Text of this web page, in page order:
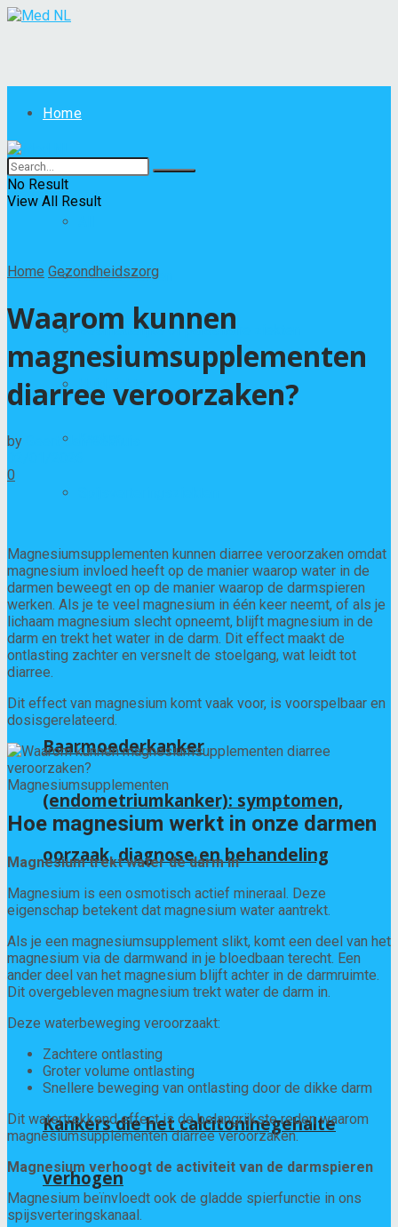
Home
Ziekten
Andere ziekten
Besmettelijke of parasitaire ziekten
Baarmoederkanker
(endometriumkanker): symptomen,
oorzaak, diagnose en behandeling
Kankers die het calcitoninegehalte
verhogen
No Result
View All Result
Home Gezondheidszorg
Waarom kunnen
magnesiumsupplementen
diarree veroorzaken?
by
Geert-Jan Bekhuis
0
Magnesiumsupplementen kunnen diarree veroorzaken omdat
magnesium invloed heeft op de manier waarop water in de
darmen beweegt en op de manier waarop de darmspieren
werken. Als je te veel magnesium in één keer neemt, of als je
lichaam magnesium slecht opneemt, blijft magnesium in de
darm en trekt het water in de darm. Dit effect maakt de
ontlasting zachter en versnelt de stoelgang, wat leidt tot
diarree.
Dit effect van magnesium komt vaak voor, is voorspelbaar en
dosisgerelateerd.
Magnesiumsupplementen
Hoe magnesium werkt in onze darmen
Magnesium trekt water de darm in
Magnesium is een osmotisch actief mineraal. Deze
eigenschap betekent dat magnesium water aantrekt.
Als je een magnesiumsupplement slikt, komt een deel van het
magnesium via de darmwand in je bloedbaan terecht. Een
ander deel van het magnesium blijft achter in de darmruimte.
Dit overgebleven magnesium trekt water de darm in.
Deze waterbeweging veroorzaakt:
Zachtere ontlasting
Groter volume ontlasting
Snellere beweging van ontlasting door de dikke darm
Dit watertrekkend effect is de belangrijkste reden waarom
magnesiumsupplementen diarree veroorzaken.
Magnesium verhoogt de activiteit van de darmspieren
Magnesium beïnvloedt ook de gladde spierfunctie in ons
spijsverteringskanaal.